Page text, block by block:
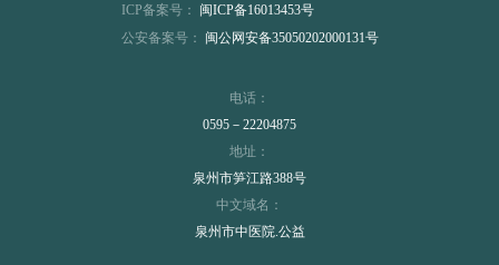
ICP备案号：
闽ICP备16013453号
公安备案号：
闽公网安备35050202000131号
电话：
0595－22204875
地址：
泉州市笋江路388号
中文域名：
泉州市中医院.公益